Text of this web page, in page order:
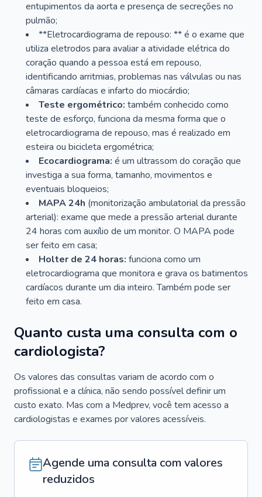
entupimentos da aorta e presença de secreções no
pulmão;
**Eletrocardiograma de repouso: ** é o exame que
utiliza eletrodos para avaliar a atividade elétrica do
coração quando a pessoa está em repouso,
identificando arritmias, problemas nas válvulas ou nas
câmaras cardíacas e infarto do miocárdio;
Teste ergométrico: também conhecido como
teste de esforço, funciona da mesma forma que o
eletrocardiograma de repouso, mas é realizado em
esteira ou bicicleta ergométrica;
Ecocardiograma: é um ultrassom do coração que
investiga a sua forma, tamanho, movimentos e
eventuais bloqueios;
MAPA 24h (monitorização ambulatorial da pressão
arterial): exame que mede a pressão arterial durante
24 horas com auxílio de um monitor. O MAPA pode
ser feito em casa;
Holter de 24 horas: funciona como um
eletrocardiograma que monitora e grava os batimentos
cardíacos durante um dia inteiro. Também pode ser
feito em casa.
Quanto custa uma consulta com o
cardiologista?
Os valores das consultas variam de acordo com o
profissional e a clínica, não sendo possível definir um
custo exato. Mas com a Medprev, você tem acesso a
cardiologistas e exames por valores acessíveis.
Agende uma consulta com valores
reduzidos